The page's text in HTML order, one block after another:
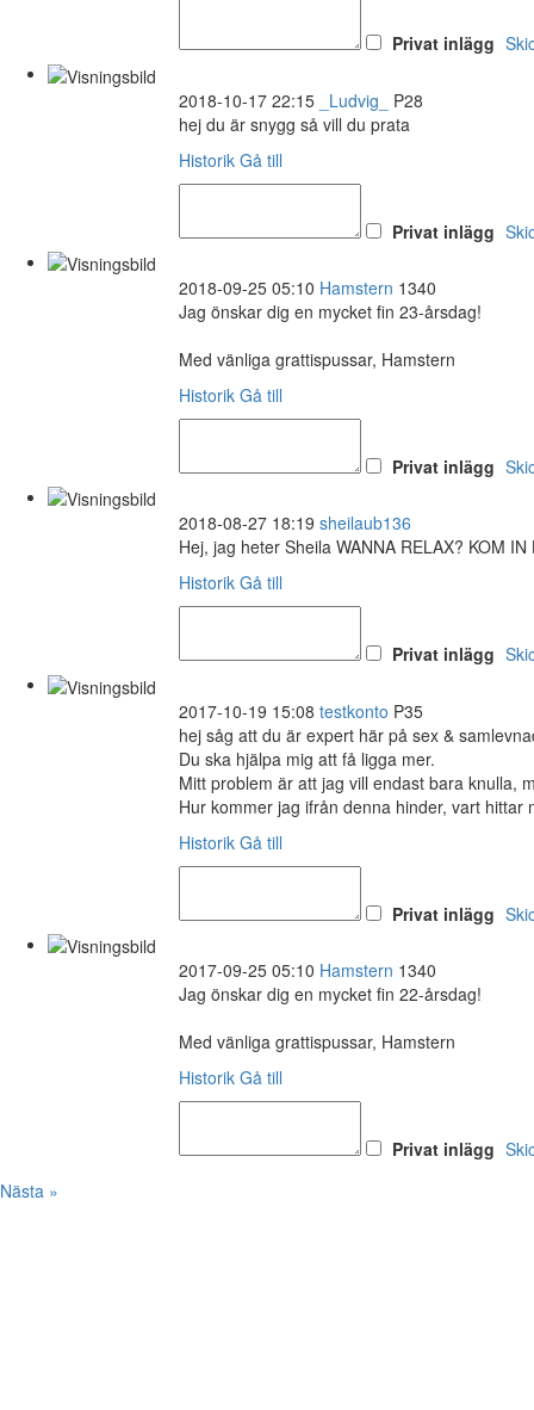
Privat inlägg
2018-10-17 22:15 _Ludvig_
P28
hej du är snygg så vill du prata
Historik Gå till
Privat inlägg
2018-09-25 05:10 Hamstern 1340
Jag önskar dig en mycket fin 23-årsdag!
Med vänliga grattispussar, Hamstern
Historik Gå till
Privat inlägg
2018-08-27 18:19 sheilaub136
Hej, jag heter Sheila WANNA RELAX? KOM
Historik Gå till
Privat inlägg
2017-10-19 15:08 testkonto P35
hej såg att du är expert här på sex &
Du ska hjälpa mig att få ligga mer.
Mitt problem är att jag vill endast bara knulla,
Hur kommer jag ifrån denna hinder, vart hittar
Historik Gå till
Privat inlägg
2017-09-25 05:10 Hamstern 1340
Jag önskar dig en mycket fin 22-årsdag!
Med vänliga grattispussar, Hamstern
Historik Gå till
Privat inlägg
Nästa »